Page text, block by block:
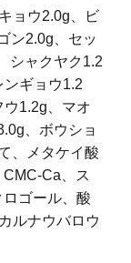
ョウ2.0g、ビ
ン2.0g、セッ
シャクヤク1.2
ギョウ1.2
1.2g、マオ
、ボウショ
、メタケイ酸
Ca、ス
ゴール、酸
ルナウバロウ